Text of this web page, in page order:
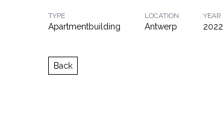
TYPE
Apartmentbuilding
LOCATION
Antwerp
YEAR
2022
Back